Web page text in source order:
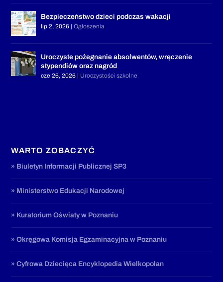
Bezpieczeństwo dzieci podczas wakacji
lip 2, 2026 |Ogłoszenia
Uroczyste pożegnanie absolwentów, wręczenie
stypendiów oraz nagród
cze 26, 2026 | Uroczystości szkolne
WARTO ZOBACZYĆ
» Biuletyn Informacji Publicznej SP3
» Ministerstwo Edukacji Narodowej
» Kuratorium Oświaty w Poznaniu
» Okręgowa Komisja Egzaminacyjna w Poznaniu
» Cyfrowa Dziecięca Encyklopedia Wielkopolan